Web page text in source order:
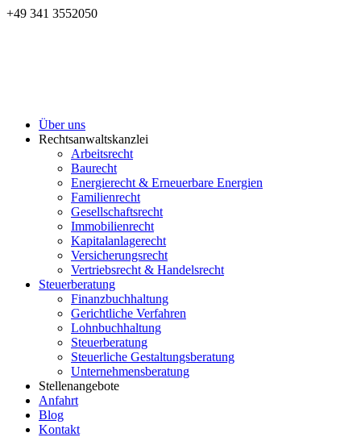
+49 341 3552050
Über uns
Rechtsanwaltskanzlei
Arbeitsrecht
Baurecht
Energierecht & Erneuerbare Energien
Familienrecht
Gesellschaftsrecht
Immobilienrecht
Kapitalanlagerecht
Versicherungsrecht
Vertriebsrecht & Handelsrecht
Steuerberatung
Finanzbuchhaltung
Gerichtliche Verfahren
Lohnbuchhaltung
Steuerberatung
Steuerliche Gestaltungsberatung
Unternehmensberatung
Stellenangebote
Anfahrt
Blog
Kontakt